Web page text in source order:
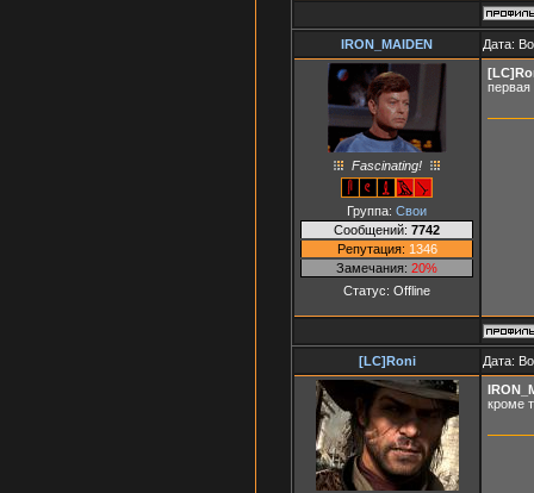
IRON_MAIDEN Дата:
Fascinating!
Группа: Свои
Сообщений: 7742
Репутация: 1346
Замечания: 20%
Статус: Offline
[LC]Roni Дата:
кроме